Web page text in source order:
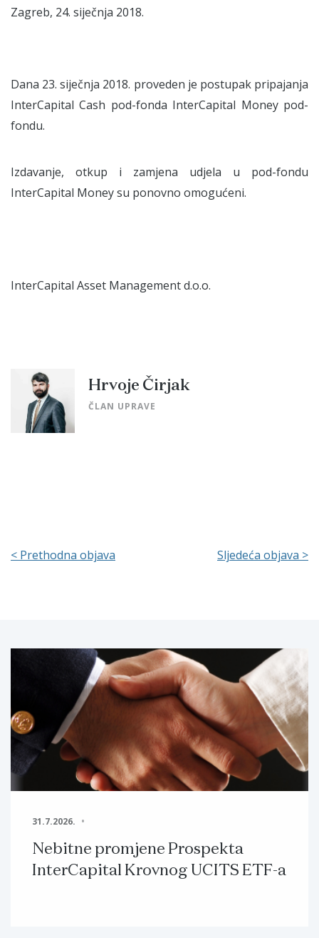
Zagreb, 24. siječnja 2018.
Dana 23. siječnja 2018. proveden je postupak pripajanja
InterCapital Cash pod-fonda InterCapital Money pod-
fondu.
Izdavanje, otkup i zamjena udjela u pod-fondu
InterCapital Money su ponovno omogućeni.
InterCapital Asset Management d.o.o.
Hrvoje Čirjak
ČLAN UPRAVE
< Prethodna objava Sljedeća objava >
31.7.2026.
Nebitne promjene Prospekta
InterCapital Krovnog UCITS ETF-a